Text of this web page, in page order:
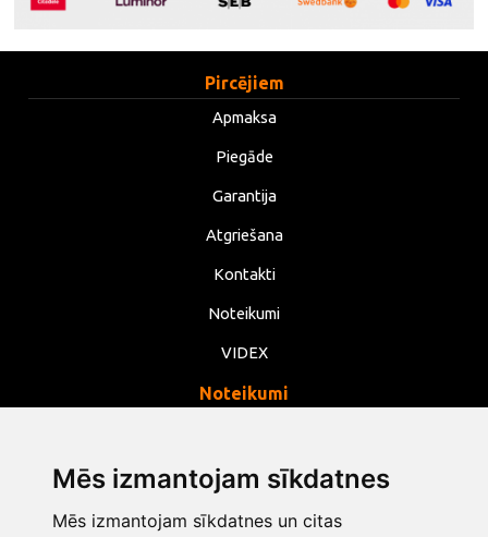
Mēs izmantojam sīkdatnes
Mēs izmantojam sīkdatnes un citas
Pircējiem
Apmaksa
Piegāde
Garantija
Atgriešana
Kontakti
Noteikumi
VIDEX
Noteikumi
Noteikumi